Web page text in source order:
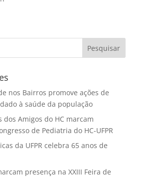
nos Bairros promove ações de
à saúde da população
dos Amigos do HC marcam
de Pediatria do HC-UFPR
da UFPR celebra 65 anos de
presença na XXIII Feira de